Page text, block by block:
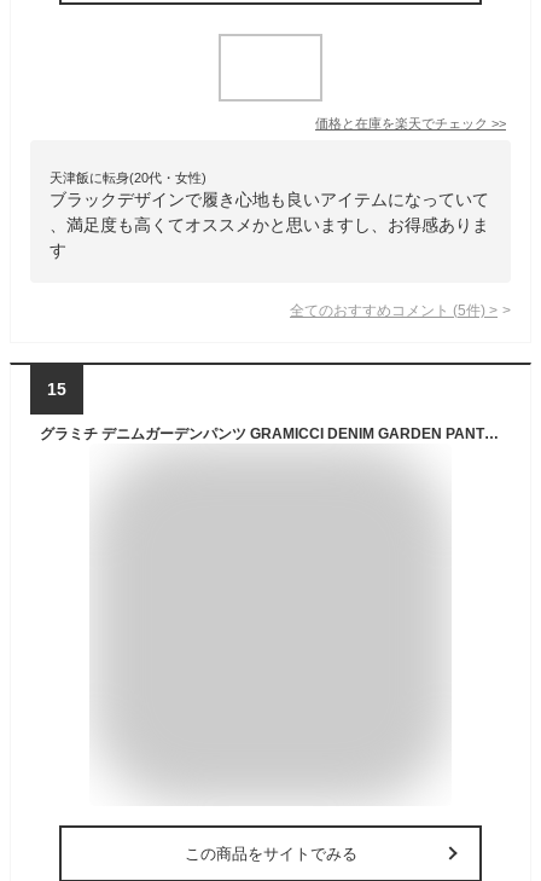
価格と在庫を楽天でチェック >>
天津飯に転身(20代・女性)
ブラックデザインで履き心地も良いアイテムになっていて
、満足度も高くてオススメかと思いますし、お得感ありま
す
全てのおすすめコメント (5件) >
15
グラミチ デニムガーデンパンツ GRAMICCI DENIM GARDEN PANT GUP5-F1058 ユニセックス メンズ レディース ロングパンツ デニム ボトムス テーパード ポケット 高ストレッチ ワークパンツ イージー フェス おしゃれ キャンプ アウトドア
この商品をサイトでみる